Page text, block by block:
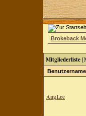
Brokeback
Mitgliederliste [
Benutzername
AngLee